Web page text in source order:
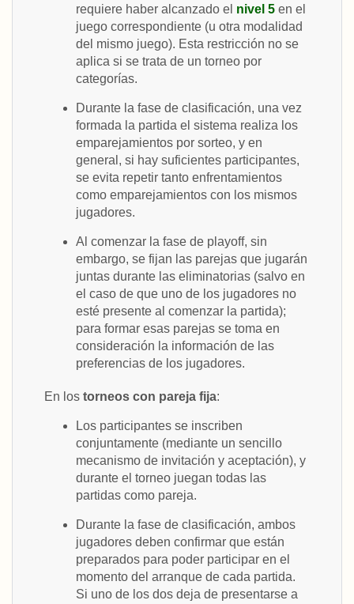
requiere haber alcanzado el nivel 5 en el
juego correspondiente (u otra modalidad
del mismo juego). Esta restricción no se
aplica si se trata de un torneo por
categorías.
Durante la fase de clasificación, una vez
formada la partida el sistema realiza los
emparejamientos por sorteo, y en
general, si hay suficientes participantes,
se evita repetir tanto enfrentamientos
como emparejamientos con los mismos
jugadores.
Al comenzar la fase de playoff, sin
embargo, se fijan las parejas que jugarán
juntas durante las eliminatorias (salvo en
el caso de que uno de los jugadores no
esté presente al comenzar la partida);
para formar esas parejas se toma en
consideración la información de las
preferencias de los jugadores.
En los torneos con pareja fija:
Los participantes se inscriben
conjuntamente (mediante un sencillo
mecanismo de invitación y aceptación), y
durante el torneo juegan todas las
partidas como pareja.
Durante la fase de clasificación, ambos
jugadores deben confirmar que están
preparados para poder participar en el
momento del arranque de cada partida.
Si uno de los dos deja de presentarse a